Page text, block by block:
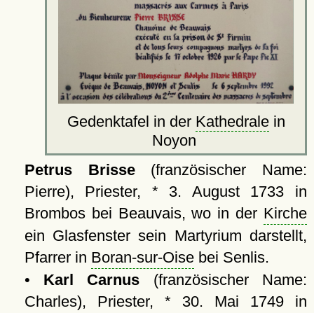
Gedenktafel in der Kathedralein
Noyon
Petrus Brisse(französischer Name:
Pierre), Priester, * 3. August 1733 in
Brombos bei Beauvais, wo in der Kirche
ein Glasfenster sein Martyrium darstellt,
Pfarrer in Boran-sur-Oisebei Senlis.
• Karl Carnus (französischer Name:
Charles), Priester, * 30. Mai 1749 in